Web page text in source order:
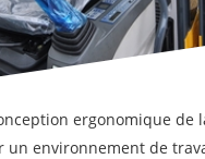
ergonomique de
un environnement de